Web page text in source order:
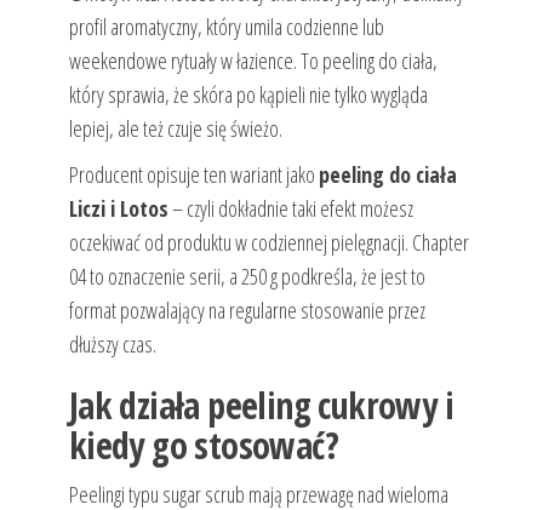
profil aromatyczny, który umila codzienne lub
weekendowe rytuały w łazience. To peeling do ciała,
który sprawia, że skóra po kąpieli nie tylko wygląda
lepiej, ale też czuje się świeżo.
Producent opisuje ten wariant jako peeling do ciała
Liczi i Lotos– czyli dokładnie taki efekt możesz
oczekiwać od produktu w codziennej pielęgnacji. Chapter
04 to oznaczenie serii, a 250 g podkreśla, że jest to
format pozwalający na regularne stosowanie przez
dłuższy czas.
Jak działa peeling cukrowy i
kiedy go stosować?
Peelingi typu sugar scrub mają przewagę nad wieloma